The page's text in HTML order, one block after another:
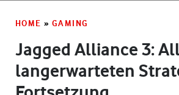
HOME » GAMING
Jagged Alliance 3:
langerwarteten